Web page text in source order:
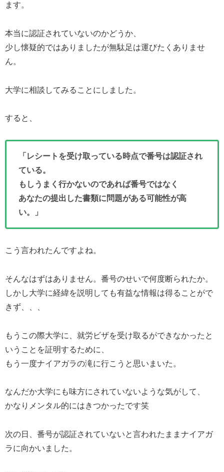
ます。
本当に認証されていないのかどうか、
少し懐疑的ではありましたが無駄足は運びたくありませ
ん。
大学に相談してみることにしました。
すると、
「レシートを受け取っている時点で番号は認証され
ている。
もしうまく行かないのであれば番号ではなく
あなたの提出した書類に問題がある可能性が高
い。」
こう言われたんですよね。
そんなはずはありません。番号のせいで何度断られたか。
しかし大学に経緯を説明しても有益な情報は得ることがで
きず、、、
もうこの際大学に、就労ビザを受け取るができなかったと
いうことを証明するために、
もう一度ナイアガラの滝に行こうと思いまいた。
なんだか大学にも味方にされていないような気がして、
かなりメンタル的にはきつかったです笑
次の日、番号が認証されていないと言われたままナイアガ
ラに向かいました。